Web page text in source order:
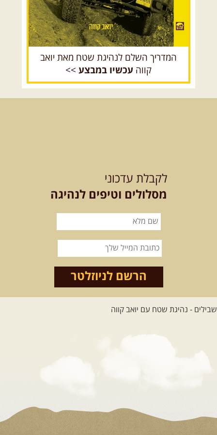
08.08.2026 שבת- חדש!
פסגות ומעיינות בגליל הירוק
נתחיל במקום קדוש ומיוחד – נבי
סבלאן בחורפיש, נמשיך בנסיעת ...
12.08.2026 רביעי- רכבי פנאי
למגוון רכבי שטח
בחרנו לילה מיוחד לטיול מיוחד!
השמיים יהיו נקיים, הכוכבים ...
שישי- מעיינות
ואתגרים בצפון הרמה
מסלול חדש בצפון רמת הגולן בהובלת
מדריך תושב האזור. המסלול ...
. מסעות בעולם
מסע שטח לאחת המדינות הפראיות
והמרגשות בעולם. קירגיסטאן היא לא ...
המדריך השלם לנהיגת שטח מאת יואב
קווה עכשיו במבצע >>
לקבלת עדכוני
מסלולים וטיפים לנהיגה
הרשם לניוזלטר